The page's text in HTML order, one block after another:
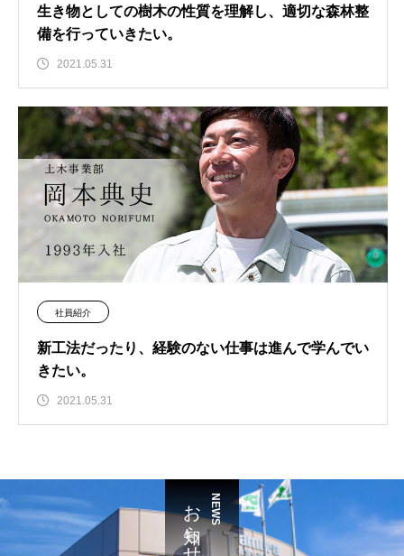
生き物としての樹木の性質を理解し、適切な森林整
備を行っていきたい。
2021.05.31
社員紹介
新工法だったり、経験のない仕事は進んで学んでい
きたい。
2021.05.31
NEWS
お知らせ